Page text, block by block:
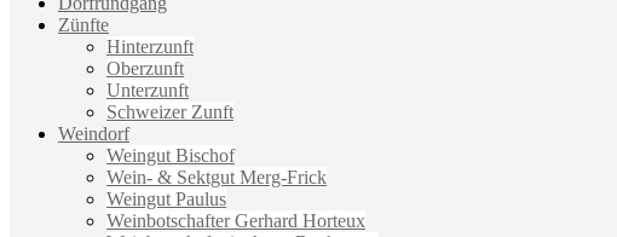
Zünfte
Hinterzunft
Oberzunft
Unterzunft
Schweizer Zunft
Weindorf
Weingut Bischof
Wein- & Sektgut Merg-Frick
Weingut Paulus
Weinbotschafter Gerhard Horteux